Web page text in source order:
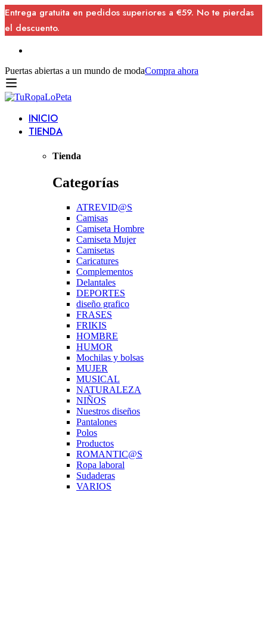
Entrega gratuita en pedidos superiores a €59. No te pierdas
el descuento.
Puertas abiertas a un mundo de modaCompra ahora
INICIO
TIENDA
Tienda
Categorías
ATREVID@S
Camisas
Camiseta Hombre
Camiseta Mujer
Camisetas
Caricatures
Complementos
Delantales
DEPORTES
diseño grafico
FRASES
FRIKIS
HOMBRE
HUMOR
Mochilas y bolsas
MUJER
MUSICAL
NATURALEZA
NIÑOS
Nuestros diseños
Pantalones
Polos
Productos
ROMANTIC@S
Ropa laboral
Sudaderas
VARIOS